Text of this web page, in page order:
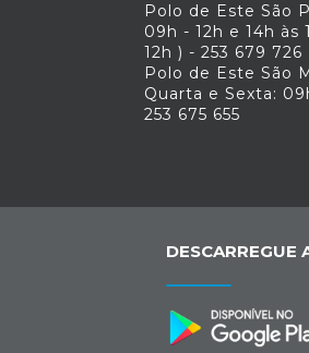
Polo de Este São
09h - 12h e 14h às
12h ) - 253 679 726
Polo de Este São
Quarta e Sexta:
253 675 655
DESCARREGUE